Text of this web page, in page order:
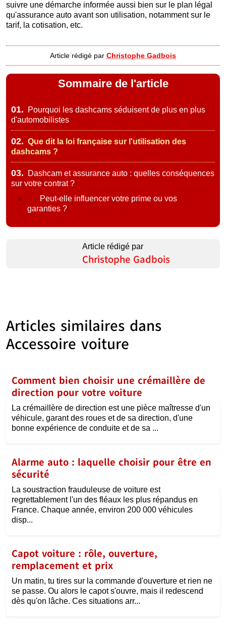
suivre une démarche informée aussi bien sur le plan légal
qu'assurance auto avant son utilisation, notamment sur le
tarif, la cotisation, etc.
Article rédigé par Christophe Gadbois
Sommaire de l'article
01.
Pourquoi les dashcams séduisent de plus en plus
d'automobilistes
02. Que dit la loi française sur l'utilisation des
dashcams ?
03.
Dashcam et assurance auto : quelles conséquences
sur votre contrat ?
Peut-elle influencer votre prime ou vos
garanties ?
Article rédigé par
Christophe Gadbois
Articles similaires dans
Accessoire voiture
Comment bien choisir une crémaillère de
direction pour votre voiture
La crémaillère de direction est une pièce maîtresse d'un
véhicule, garant des roues et de sa direction, d'une
bonne expérience de conduite et de sa ...
Alarme auto : laquelle choisir pour être en
sécurité
La soustraction frauduleuse de voiture est
regrettablement l'un des fléaux les plus répandus en
France. Chaque année, environ 200 000 véhicules
disp...
Capot voiture : rôle, ouverture,
remplacement et prix
Un matin, tu tires sur la commande d'ouverture et rien ne
se passe. Ou alors le capot s'ouvre, mais il redescend
dès qu'on lâche. Ces situations arr...